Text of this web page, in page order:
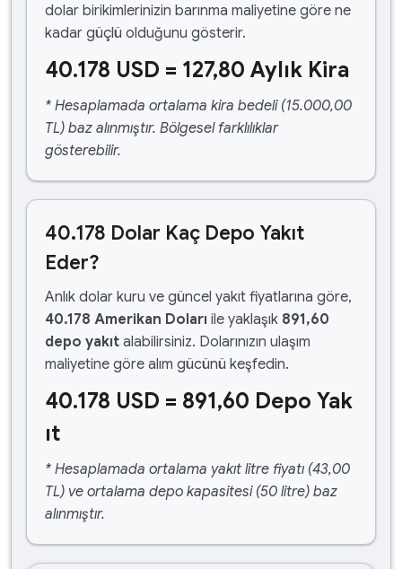
dolar birikimlerinizin barınma maliyetine göre ne
kadar güçlü olduğunu gösterir.
40.178 USD = 127,80 Aylık Kira
* Hesaplamada ortalama kira bedeli (15.000,00
TL) baz alınmıştır. Bölgesel farklılıklar
gösterebilir.
40.178 Dolar Kaç Depo Yakıt
Eder?
Anlık dolar kuru ve güncel yakıt fiyatlarına göre,
40.178 Amerikan Doları ile yaklaşık 891,60
depo yakıt alabilirsiniz. Dolarınızın ulaşım
maliyetine göre alım gücünü keşfedin.
40.178 USD = 891,60 Depo Yak
ıt
* Hesaplamada ortalama yakıt litre fiyatı (43,00
TL) ve ortalama depo kapasitesi (50 litre) baz
alınmıştır.